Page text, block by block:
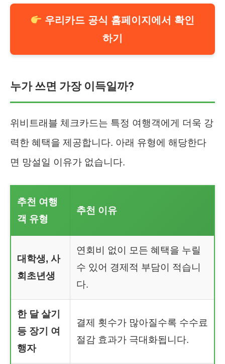
우리카드 공식 홈페이지에서 확인
하기
누가 쓰면 가장 이득일까?
위비트래블 체크카드는 특정 여행객에게 더욱 강
력한 혜택을 제공합니다. 아래 유형에 해당한다
면 망설일 이유가 없습니다.
추천 여행
객 유형
추천 이유
대학생, 사
회초년생
연회비 없이 모든 혜택을 누릴
수 있어 경제적 부담이 적습니
다.
한 달 살기
등 장기 여
행자
결제 횟수가 많아질수록 수수료
절감 효과가 극대화됩니다.